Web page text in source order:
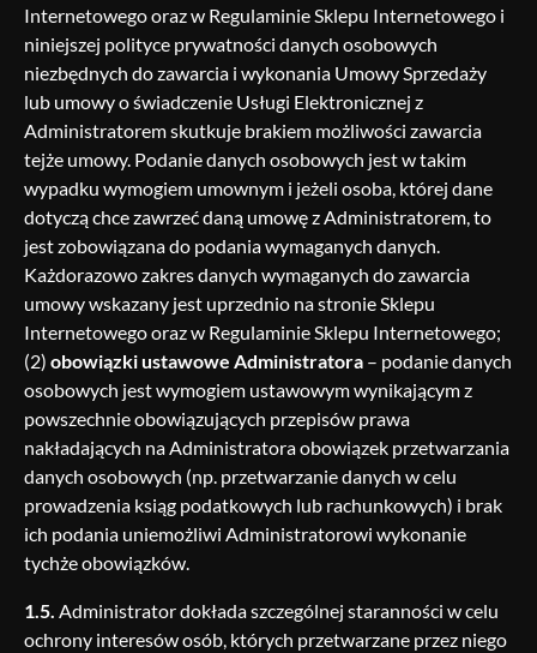
Internetowego oraz w Regulaminie Sklepu Internetowego i
niniejszej polityce prywatności danych osobowych
niezbędnych do zawarcia i wykonania Umowy Sprzedaży
lub umowy o świadczenie Usługi Elektronicznej z
Administratorem skutkuje brakiem możliwości zawarcia
tejże umowy. Podanie danych osobowych jest w takim
wypadku wymogiem umownym i jeżeli osoba, której dane
dotyczą chce zawrzeć daną umowę z Administratorem, to
jest zobowiązana do podania wymaganych danych.
Każdorazowo zakres danych wymaganych do zawarcia
umowy wskazany jest uprzednio na stronie Sklepu
Internetowego oraz w Regulaminie Sklepu Internetowego;
(2) obowiązki ustawowe Administratora – podanie danych
osobowych jest wymogiem ustawowym wynikającym z
powszechnie obowiązujących przepisów prawa
nakładających na Administratora obowiązek przetwarzania
danych osobowych (np. przetwarzanie danych w celu
prowadzenia ksiąg podatkowych lub rachunkowych) i brak
ich podania uniemożliwi Administratorowi wykonanie
tychże obowiązków.
1.5. Administrator dokłada szczególnej staranności w celu
ochrony interesów osób, których przetwarzane przez niego